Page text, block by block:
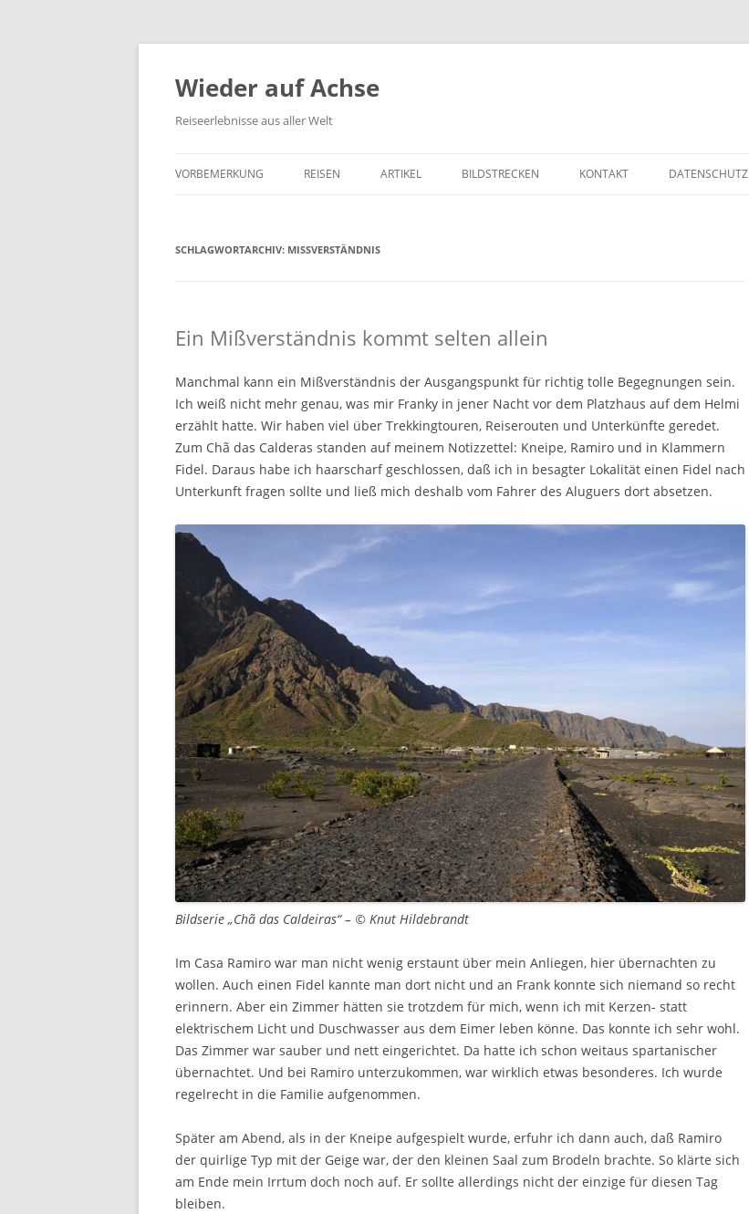
Wieder auf Achse
Reiseerlebnisse aus aller Welt
VORBEMERKUNG REISEN ARTIKEL BILDSTRECKEN KONTAKT DATENSCHUTZ
SCHLAGWORTARCHIV: MISSVERSTÄNDNIS
Ein Mißverständnis kommt selten allein
Manchmal kann ein Mißverständnis der Ausgangspunkt für richtig tolle Begegnungen sein.
Ich weiß nicht mehr genau, was mir Franky in jener Nacht vor dem Platzhaus auf dem Helmi
erzählt hatte. Wir haben viel über Trekkingtouren, Reiserouten und Unterkünfte geredet.
Zum Chã das Calderas standen auf meinem Notizzettel: Kneipe, Ramiro und in Klammern
Fidel. Daraus habe ich haarscharf geschlossen, daß ich in besagter Lokalität einen Fidel nach
Unterkunft fragen sollte und ließ mich deshalb vom Fahrer des Aluguers dort absetzen.
Bildserie „Chã das Caldeiras“ – © Knut Hildebrandt
Im Casa Ramiro war man nicht wenig erstaunt über mein Anliegen, hier übernachten zu
wollen. Auch einen Fidel kannte man dort nicht und an Frank konnte sich niemand so recht
erinnern. Aber ein Zimmer hätten sie trotzdem für mich, wenn ich mit Kerzen- statt
elektrischem Licht und Duschwasser aus dem Eimer leben könne. Das konnte ich sehr wohl.
Das Zimmer war sauber und nett eingerichtet. Da hatte ich schon weitaus spartanischer
übernachtet. Und bei Ramiro unterzukommen, war wirklich etwas besonderes. Ich wurde
regelrecht in die Familie aufgenommen.
Später am Abend, als in der Kneipe aufgespielt wurde, erfuhr ich dann auch, daß Ramiro
der quirlige Typ mit der Geige war, der den kleinen Saal zum Brodeln brachte. So klärte sich
am Ende mein Irrtum doch noch auf. Er sollte allerdings nicht der einzige für diesen Tag
bleiben.